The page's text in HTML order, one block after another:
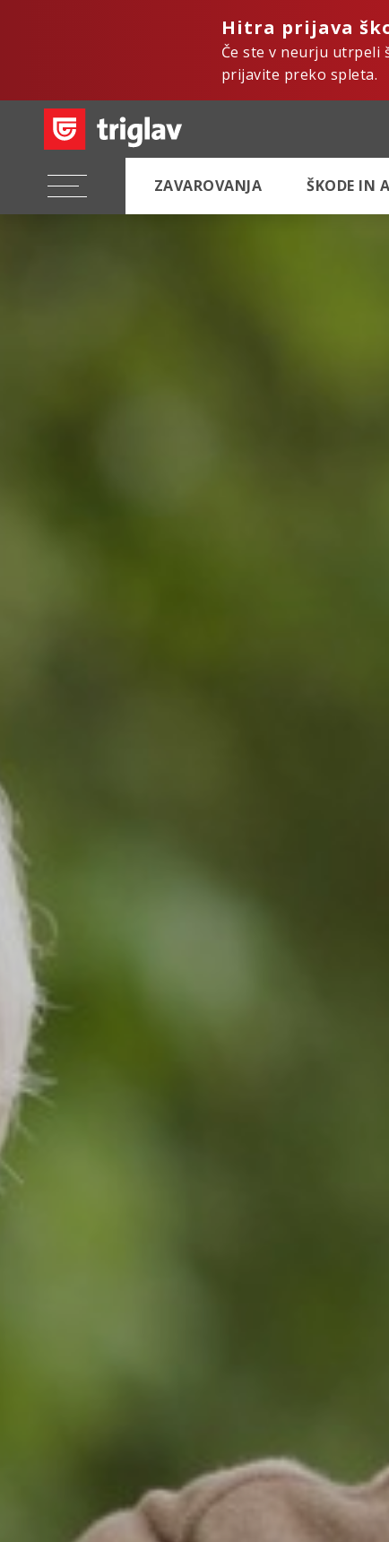
Hitra prijava
Če ste v neurju utrpeli
prijavite preko spleta.
ZAVAROVANJA ŠKODE IN